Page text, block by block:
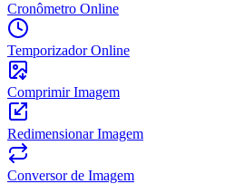
Cronômetro Online
Temporizador Online
Comprimir Imagem
Redimensionar Imagem
Conversor de Imagem